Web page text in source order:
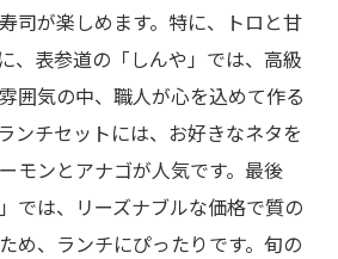
司が楽しめます。特に、トロと甘
、表参道の「しんや」では、高級
囲気の中、職人が心を込めて作る
ンチセットには、お好きなネタを
モンとアナゴが人気です。最後
では、リーズナブルな価格で質の
め、ランチにぴったりです。旬の